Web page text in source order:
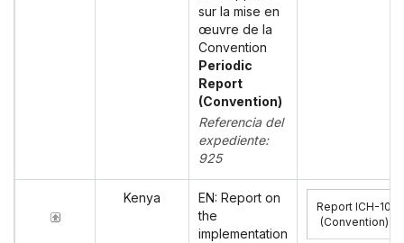
sur la mise en
œuvre de la
Convention
Periodic
Report
(Convention)
Referencia del
expediente:
925
Kenya
EN: Report on
the
implementation
Report ICH-10
(Convention)